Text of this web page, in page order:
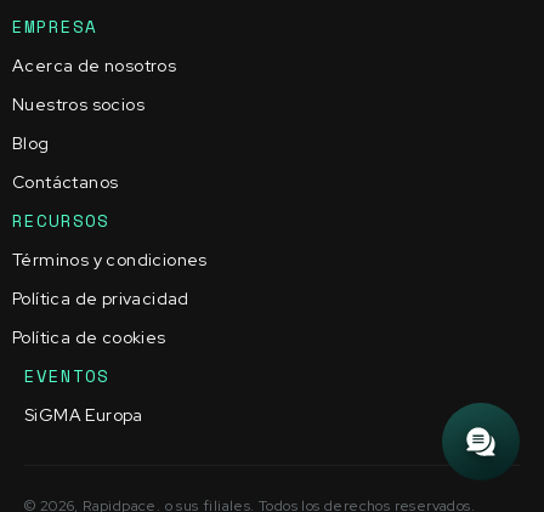
EMPRESA
Acerca de nosotros
Nuestros socios
Blog
Contáctanos
RECURSOS
Términos y condiciones
Política de privacidad
Política de cookies
EVENTOS
SiGMA Europa
© 2026, Rapidpace. o sus filiales. Todos los derechos reservados.